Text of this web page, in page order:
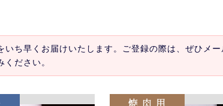
いち早くお届けいたします。ご登録の際は、ぜひメ
ください。